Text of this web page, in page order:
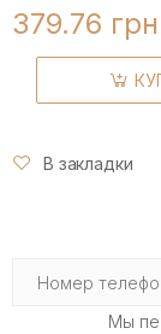
379.76
В закладки
Мы